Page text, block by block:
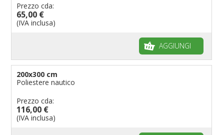
Prezzo cda:
65,00 €
(IVA inclusa)
AGGIUNGI
200x300 cm
Poliestere nautico
Prezzo cda:
116,00 €
(IVA inclusa)